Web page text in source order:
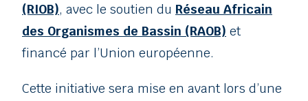
(RIOB), avec le soutien du Réseau Africain
des Organismes de Bassin (RAOB) et
financé par l’Union européenne.
Cette initiative sera mise en avant lors d’une